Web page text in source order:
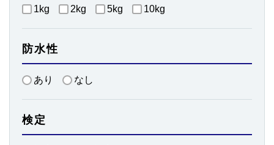
1kg 2kg 5kg 10kg
防水性
あり なし
検定